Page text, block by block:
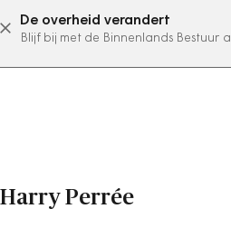
De overheid verandert
Blijf bij met de Binnenlands Bestuur
abonneer nu
Harry Perrée